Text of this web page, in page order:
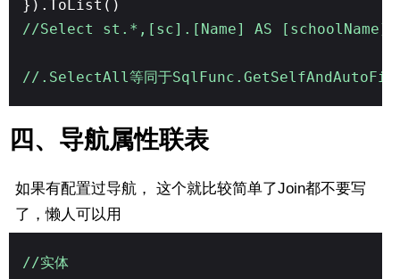
}).ToList()
//Select st.*,[sc].[Name] AS [schoolName]
//.SelectAll等同于SqlFunc.GetSelfAndAutoFill
四、导航属性联表
如果有配置过导航， 这个就比较简单了Join都不要写
了，懒人可以用
//实体